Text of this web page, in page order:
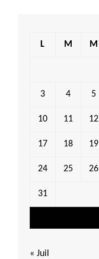
L M M
3 4 5
10 11 12
17 18 19
24 25 26
31
« Juil